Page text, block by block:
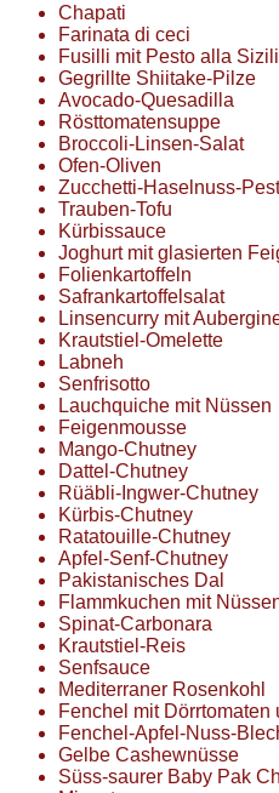
Chapati
Farinata di ceci
Fusilli mit Pesto alla
Gegrillte Shiitake-Pilze
Avocado-Quesadilla
Rösttomatensuppe
Broccoli-Linsen-Salat
Ofen-Oliven
Zucchetti-Haselnuss-
Trauben-Tofu
Kürbissauce
Joghurt mit glasierten
Folienkartoffeln
Safrankartoffelsalat
Linsencurry mit
Krautstiel-Omelette
Labneh
Senfrisotto
Lauchquiche mit Nüssen
Feigenmousse
Mango-Chutney
Dattel-Chutney
Rüäbli-Ingwer-Chutney
Kürbis-Chutney
Ratatouille-Chutney
Apfel-Senf-Chutney
Pakistanisches Dal
Flammkuchen mit
Spinat-Carbonara
Krautstiel-Reis
Senfsauce
Mediterraner Rosenkohl
Fenchel mit Dörrtomaten
Fenchel-Apfel-Nuss-
Gelbe Cashewnüsse
Süss-saurer Baby Pak